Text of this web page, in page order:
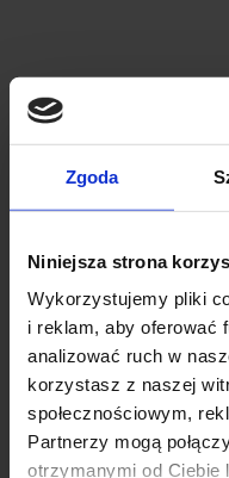
Zgoda
Niniejsza strona
Wykorzystujemy pliki
i reklam, aby oferować
analizować ruch w
korzystasz z naszej
społecznościowym,
Partnerzy mogą
otrzymanymi od Ciebie